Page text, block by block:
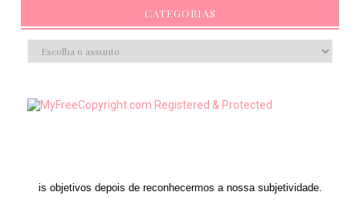
CATEGORIAS
de reconhecermos a nossa subjetividade." ANAIS NIN